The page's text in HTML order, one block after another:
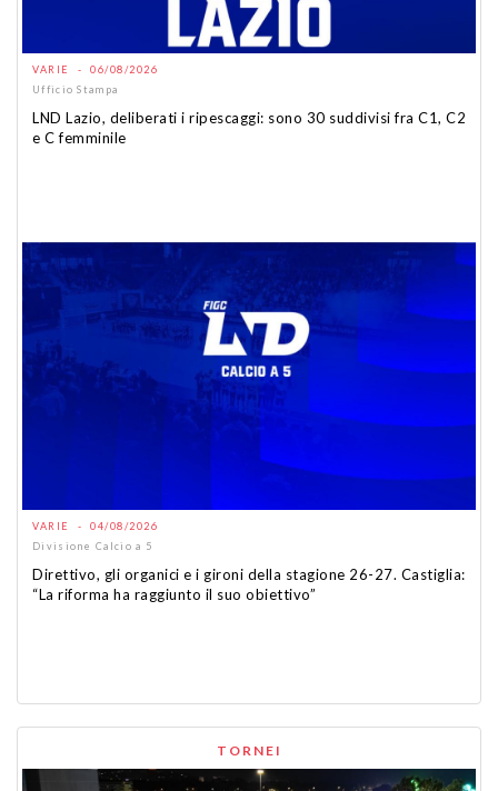
VARIE - 06/08/2026
Ufficio Stampa
LND Lazio, deliberati i ripescaggi: sono 30 suddivisi fra C1, C2
e C femminile
VARIE - 04/08/2026
Divisione Calcio a 5
Direttivo, gli organici e i gironi della stagione 26-27. Castiglia:
“La riforma ha raggiunto il suo obiettivo”
TORNEI